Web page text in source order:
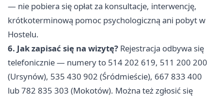
— nie pobiera się opłat za konsultacje, interwencję,
krótkoterminową pomoc psychologiczną ani pobyt w
Hostelu.
6. Jak zapisać się na wizytę? Rejestracja odbywa się
telefonicznie — numery to 514 202 619, 511 200 200
(Ursynów), 535 430 902 (Śródmieście), 667 833 400
lub 782 835 303 (Mokotów). Można też zgłosić się